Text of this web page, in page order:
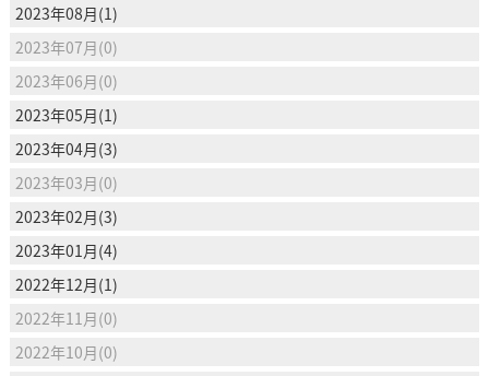
2023年08月(1)
2023年07月(0)
2023年06月(0)
2023年05月(1)
2023年04月(3)
2023年03月(0)
2023年02月(3)
2023年01月(4)
2022年12月(1)
2022年11月(0)
2022年10月(0)